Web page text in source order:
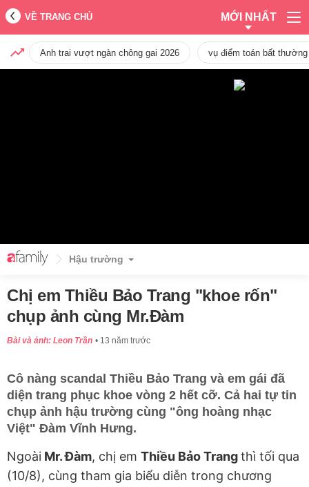
VỀ TRANG CHỦ MỚI NHẤT
Anh trai vượt ngàn chông gai 2026 vụ điểm toán bất
Hậu trường
Chị em Thiều Bảo Trang "khoe rốn"
chụp ảnh cùng Mr.Đàm
Bài và ảnh: Leon Trần 13 năm trước
Cô nàng scandal Thiều Bảo Trang và em gái đã
diện trang phục khoe vòng 2 hết cỡ. Cả hai tự tin
chụp ảnh hậu trường cùng "ông hoàng nhạc
Việt" Đàm Vĩnh Hưng.
Ngoài Mr. Đàm, chị em Thiều Bảo Trangthì tối qua
(10/8), cùng tham gia biểu diễn trong chương